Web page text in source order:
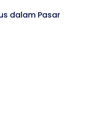
dalam Pasar